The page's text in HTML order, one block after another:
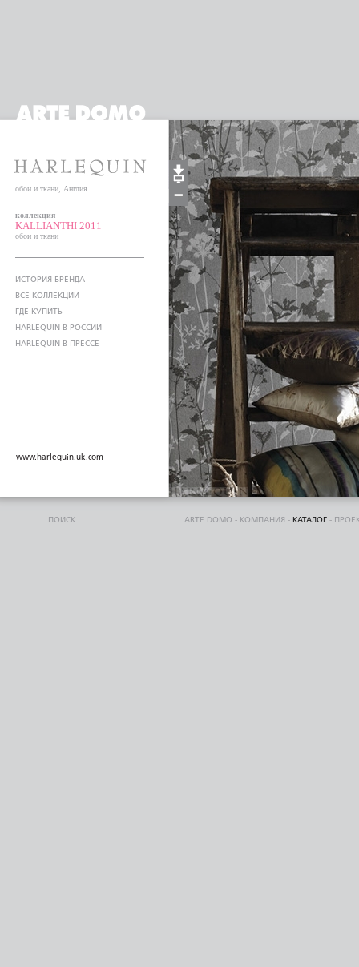
обои и ткани, Англия
коллекция
KALLIANTHI 2011
обои и ткани
ИСТОРИЯ БРЕНДА
ВСЕ КОЛЛЕКЦИИ
ГДЕ КУПИТЬ
HARLEQUIN В РОССИИ
HARLEQUIN В ПРЕССЕ
www.harlequin.uk.com
ПОИСК ARTE DOMO - КОМПАНИЯ - КАТАЛОГ -